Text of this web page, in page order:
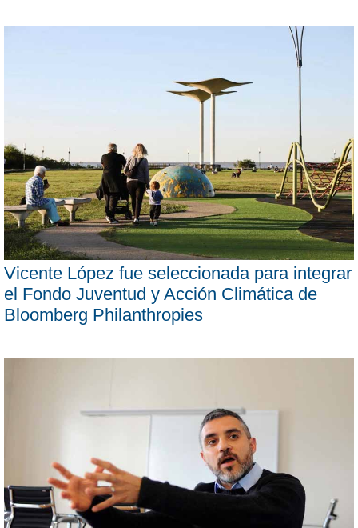
Vicente López fue seleccionada para integrar
el Fondo Juventud y Acción Climática de
Bloomberg Philanthropies